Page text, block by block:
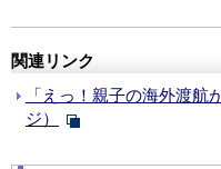
関連リンク
「えっ！親子の海外渡航
ジ）